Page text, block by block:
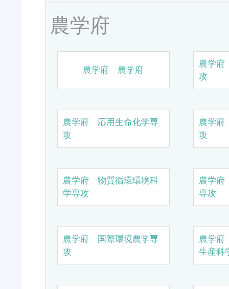
農学府
農学府 農学府
農学
攻
農学府 応用生命化学専
攻
農学
攻
農学府 物質循環環境科
学専攻
農学
専攻
農学府 国際環境農学専
攻
農学
生産科